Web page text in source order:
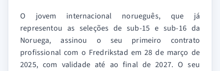
O jovem internacional norueguês, que já
representou as seleções de sub-15 e sub-16 da
Noruega, assinou o seu primeiro contrato
profissional com o Fredrikstad em 28 de março de
2025, com validade até ao final de 2027. O seu